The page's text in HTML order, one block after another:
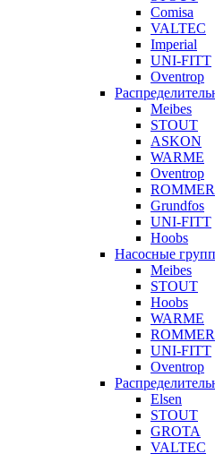
Comisa
VALTEC
Imperial
UNI-FITT
Oventrop
Meibes
STOUT
ASKON
WARME
Oventrop
ROMMER
Grundfos
UNI-FITT
Hoobs
Насосные
Meibes
STOUT
Hoobs
WARME
ROMMER
UNI-FITT
Oventrop
Elsen
STOUT
GROTA
VALTEC